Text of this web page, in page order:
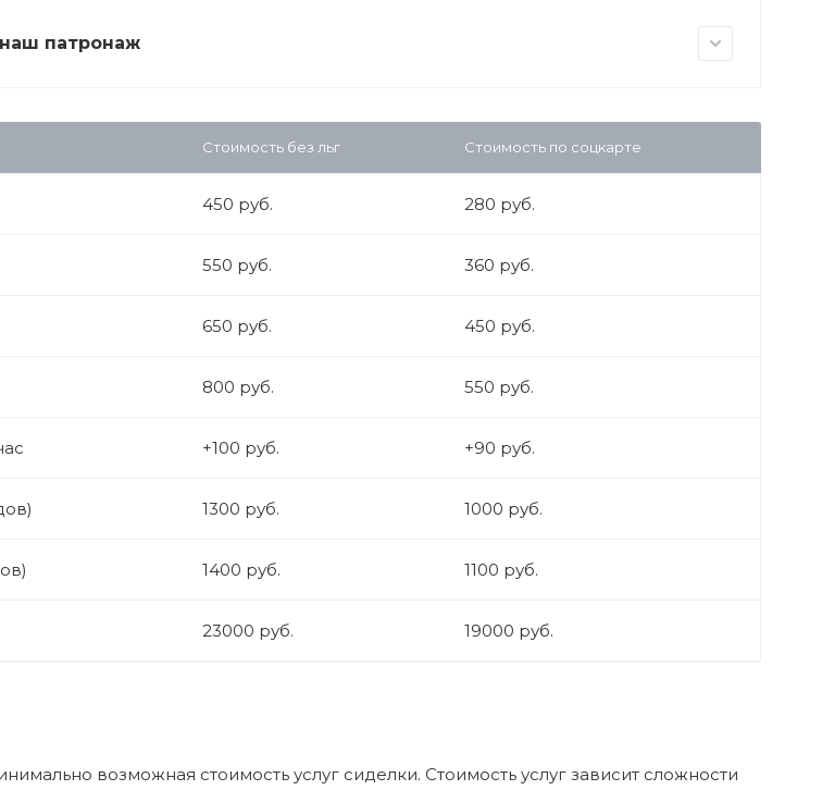
патронаж
Стоимость без льг Стоимость по соцкарте
450 руб. 280 руб.
550 руб. 360 руб.
650 руб. 450 руб.
800 руб. 550 руб.
+100 руб. +90 руб.
1300 руб. 1000 руб.
1400 руб. 1100 руб.
23000 руб. 19000 руб.
возможная стоимость услуг сиделки. Стоимость услуг зависит сложности